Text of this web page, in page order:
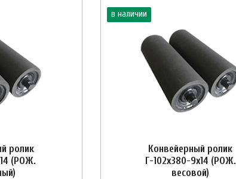
ролик
(РОЖ.
в наличии
Конвейерный ролик
Г-102х380-9х14 (РОЖ.
весовой)